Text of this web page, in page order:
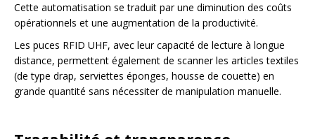
Cette automatisation se traduit par une diminution des coûts
opérationnels et une augmentation de la productivité.
Les puces RFID UHF, avec leur capacité de lecture à longue
distance, permettent également de scanner les articles textiles
(de type drap, serviettes éponges, housse de couette) en
grande quantité sans nécessiter de manipulation manuelle.